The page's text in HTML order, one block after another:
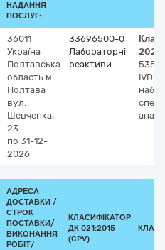
НАДАННЯ
ПОСЛУГ:
36011
Україна
Полтавська
область м.
Полтава
вул.
Шевченка,
23
по 31-12-
2026
33696500-0
Лабораторні
реактиви
2023
IVD
АДРЕСА
ДОСТАВКИ /
СТРОК
ПОСТАВКИ/
ВИКОНАННЯ
РОБІТ/
КЛАСИФІКАТОР
ДК 021:2015
(CPV)